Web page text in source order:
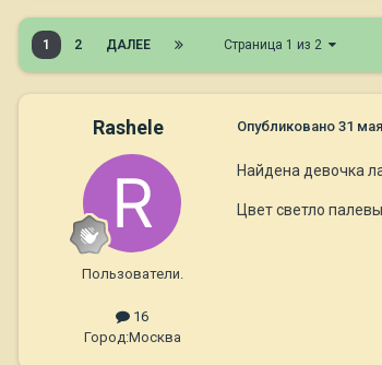
1 2 ДАЛЕЕ Страница 1 из 2
Rashele
Пользователи.
16
Город:Москва
Опубликовано 31
Найдена девочка
Цвет светло